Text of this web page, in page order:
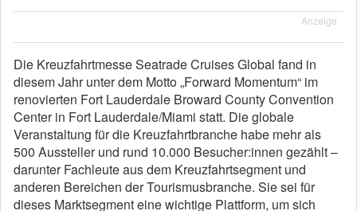
Anzeige
Die Kreuzfahrtmesse Seatrade Cruises Global fand in
diesem Jahr unter dem Motto „Forward Momentum“ im
renovierten Fort Lauderdale Broward County Convention
Center in Fort Lauderdale/Miami statt. Die globale
Veranstaltung für die Kreuzfahrtbranche habe mehr als
500 Aussteller und rund 10.000 Besucher:innen gezählt –
darunter Fachleute aus dem Kreuzfahrtsegment und
anderen Bereichen der Tourismusbranche. Sie sei für
dieses Marktsegment eine wichtige Plattform, um sich